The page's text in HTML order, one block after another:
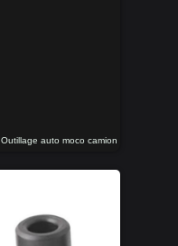
Outillage auto moco camion